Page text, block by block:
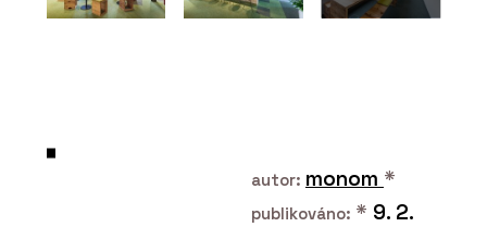
autor: monom *
publikováno: * 9. 2.